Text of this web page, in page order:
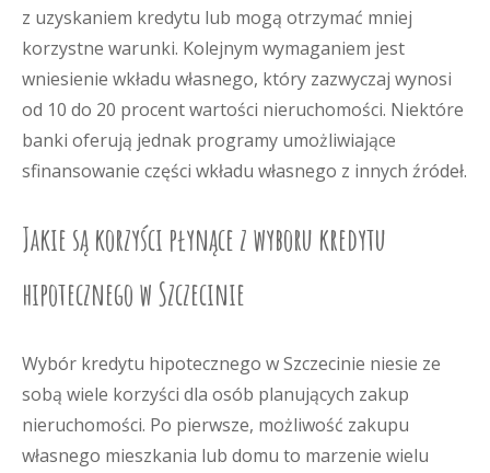
z uzyskaniem kredytu lub mogą otrzymać mniej
korzystne warunki. Kolejnym wymaganiem jest
wniesienie wkładu własnego, który zazwyczaj wynosi
od 10 do 20 procent wartości nieruchomości. Niektóre
banki oferują jednak programy umożliwiające
sfinansowanie części wkładu własnego z innych źródeł.
Jakie są korzyści płynące z wyboru kredytu
hipotecznego w Szczecinie
Wybór kredytu hipotecznego w Szczecinie niesie ze
sobą wiele korzyści dla osób planujących zakup
nieruchomości. Po pierwsze, możliwość zakupu
własnego mieszkania lub domu to marzenie wielu